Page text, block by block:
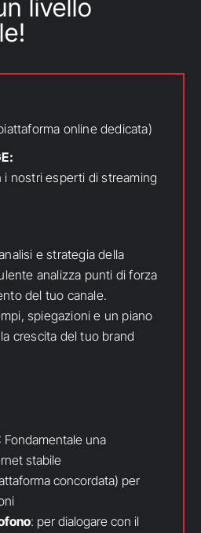
livello
online dedicata)
i nostri esperti di streaming
e strategia della
analizza punti di forza
del tuo canale.
spiegazioni e un piano
crescita del tuo brand
: Fondamentale una
stabile
concordata) per
: per dialogare con il